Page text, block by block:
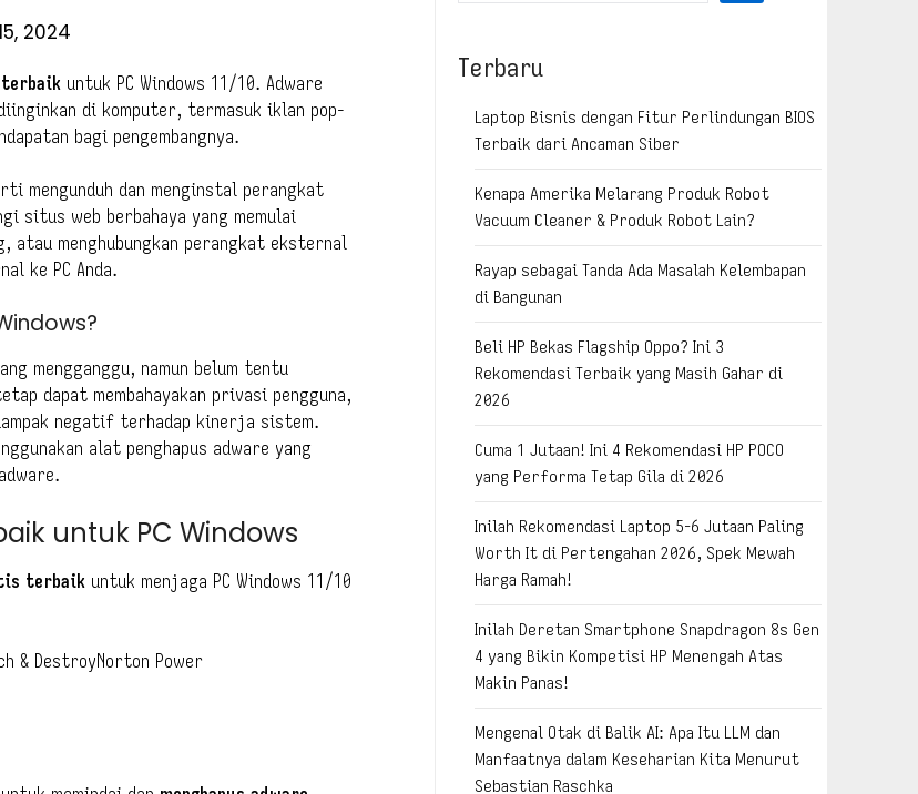
2024
terbaik untuk PC Windows 11/10. Adware
di komputer, termasuk iklan pop-
bagi pengembangnya.
mengunduh dan menginstal perangkat
situs web berbahaya yang memulai
atau menghubungkan perangkat eksternal
ke PC Anda.
mengganggu, namun belum tentu
dapat membahayakan privasi pengguna,
negatif terhadap kinerja sistem.
alat penghapus adware yang
untuk PC Windows
terbaik untuk menjaga PC Windows 11/10
& DestroyNorton Power
Terbaru
Laptop Bisnis dengan Fitur Perlindungan BIOS
Terbaik dari Ancaman Siber
Kenapa Amerika Melarang Produk Robot
Vacuum Cleaner & Produk Robot Lain?
Rayap sebagai Tanda Ada Masalah Kelembapan
di Bangunan
Beli HP Bekas Flagship Oppo? Ini 3
Rekomendasi Terbaik yang Masih Gahar di
2026
Cuma 1 Jutaan! Ini 4 Rekomendasi HP POCO
yang Performa Tetap Gila di 2026
Inilah Rekomendasi Laptop 5-6 Jutaan Paling
Worth It di Pertengahan 2026, Spek Mewah
Harga Ramah!
Inilah Deretan Smartphone Snapdragon 8s Gen
4 yang Bikin Kompetisi HP Menengah Atas
Makin Panas!
Mengenal Otak di Balik AI: Apa Itu LLM dan
Manfaatnya dalam Keseharian Kita Menurut
Sebastian Raschka